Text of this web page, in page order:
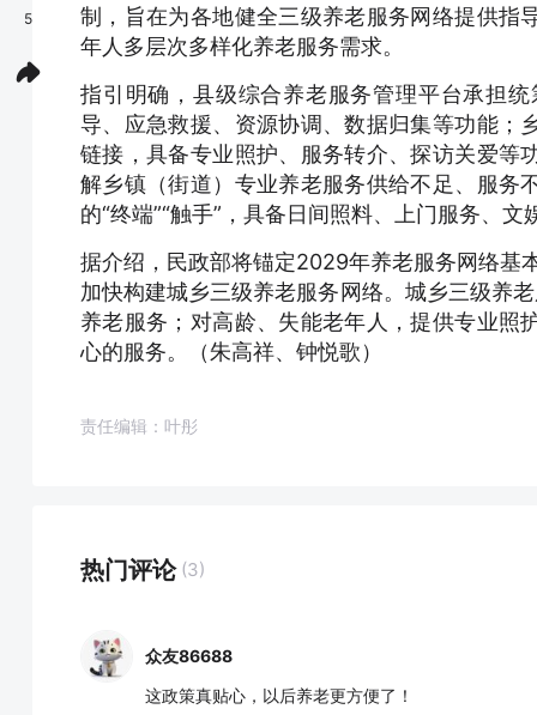
制，旨在为各地健全三级养老服务网络提供指
年人多层次多样化养老服务需求。
指引明确，县级综合养老服务管理平台承担
导、应急救援、资源协调、数据归集等功能；
链接，具备专业照护、服务转介、探访关爱等
解乡镇（街道）专业养老服务供给不足、服务
的“终端”“触手”，具备日间照料、上门服务、
据介绍，民政部将锚定2029年养老服务网络基
加快构建城乡三级养老服务网络。城乡三级养
养老服务；对高龄、失能老年人，提供专业照
心的服务。（朱高祥、钟悦歌）
责任编辑：叶彤
热门评论 (3)
众友86688
这政策真贴心，以后养老更方便了！
5